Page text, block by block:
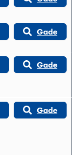
Gade
Gade
Gade